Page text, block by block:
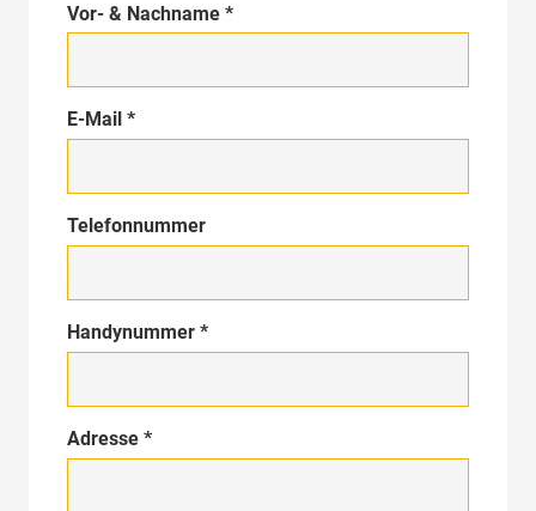
Vor- & Nachname *
E-Mail *
Telefonnummer
Handynummer *
Adresse *